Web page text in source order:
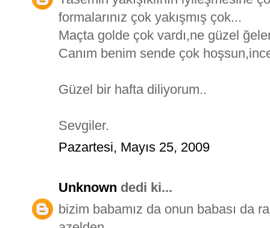
formalarınız çok yakışmış çok...
Maçta golde çok vardı,ne güzel
Canım benim sende çok
Güzel bir hafta diliyorum..
Sevgiler.
Pazartesi, Mayıs 25, 2009
Unknown dedi ki...
bizim babamız da onun babası da